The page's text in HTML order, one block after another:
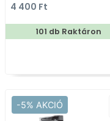
4 400 Ft
101 db Raktáron
-5% AKCIÓ